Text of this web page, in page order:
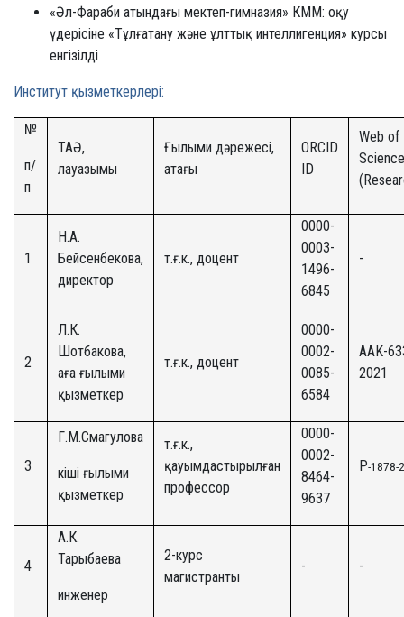
«Әл-Фараби атындағы мектеп-гимназия» КММ: оқу
үдерісіне «Тұлғатану және ұлттық интеллигенция» курсы
енгізілді
Институт қызметкерлері:
№
п/
п
ТАӘ,
лауазымы
Ғылыми дәрежесі,
атағы
ORCID
ID
Web of
Science
1
Н.А.
Бейсенбекова,
директор
т.ғ.к., доцент
0000-
0003-
1496-
6845
-
2
Л.К.
Шотбакова,
аға ғылыми
қызметкер
т.ғ.к., доцент
0000-
0002-
0085-
6584
AAK-
2021
3
Г.М.Смагулова
кіші ғылыми
қызметкер
т.ғ.к.,
қауымдастырылған
профессор
0000-
0002-
8464-
9637
P-1878-
4
А.К.
Тарыбаева
инженер
2-курс
магистранты
- -